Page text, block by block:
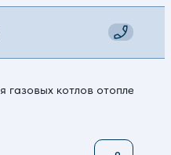
котлов отопления